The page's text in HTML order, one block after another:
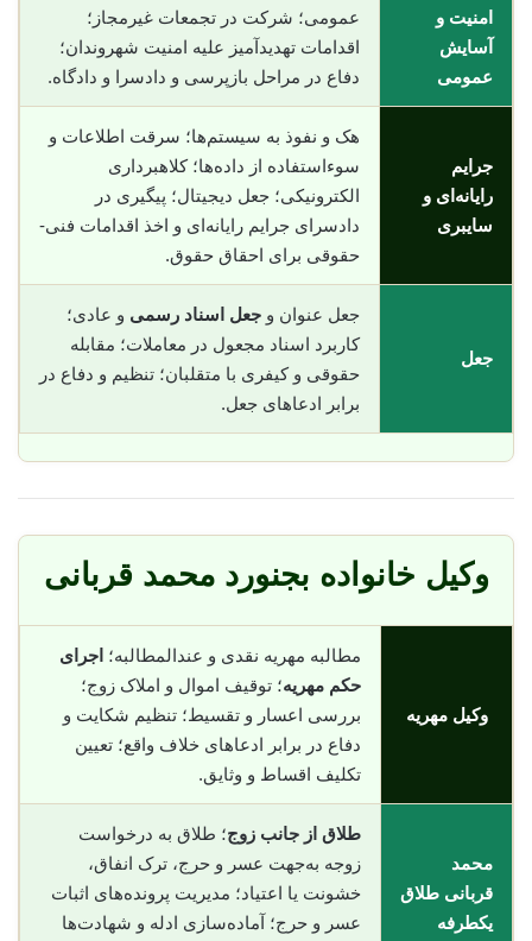
امنیت و
آسایش
عمومی
عمومی؛ شرکت در تجمعات غیرمجاز؛
اقدامات تهدیدآمیز علیه امنیت شهروندان؛
دفاع در مراحل بازپرسی و دادسرا و دادگاه.
جرایم
رایانه‌ای و
سایبری
هک و نفوذ به سیستم‌ها؛ سرقت اطلاعات و
سوء‌استفاده از داده‌ها؛ کلاهبرداری
الکترونیکی؛ جعل دیجیتال؛ پیگیری در
دادسرای جرایم رایانه‌ای و اخذ اقدامات فنی-
حقوقی برای احقاق حقوق.
جعل
جعل عنوان و جعل اسناد رسمی و عادی؛
کاربرد اسناد مجعول در معاملات؛ مقابله
حقوقی و کیفری با متقلبان؛ تنظیم و دفاع در
برابر ادعاهای جعل.
وکیل خانواده بجنورد محمد قربانی
وکیل مهریه
مطالبه مهریه نقدی و عندالمطالبه؛ اجرای
حکم مهریه؛ توقیف اموال و املاک زوج؛
بررسی اعسار و تقسیط؛ تنظیم شکایت و
دفاع در برابر ادعاهای خلاف واقع؛ تعیین
تکلیف اقساط و وثایق.
محمد
قربانی طلاق
یکطرفه
طلاق از جانب زوج؛ طلاق به درخواست
زوجه به‌جهت عسر و حرج، ترک انفاق،
خشونت یا اعتیاد؛ مدیریت پرونده‌های اثبات
عسر و حرج؛ آماده‌سازی ادله و شهادت‌ها